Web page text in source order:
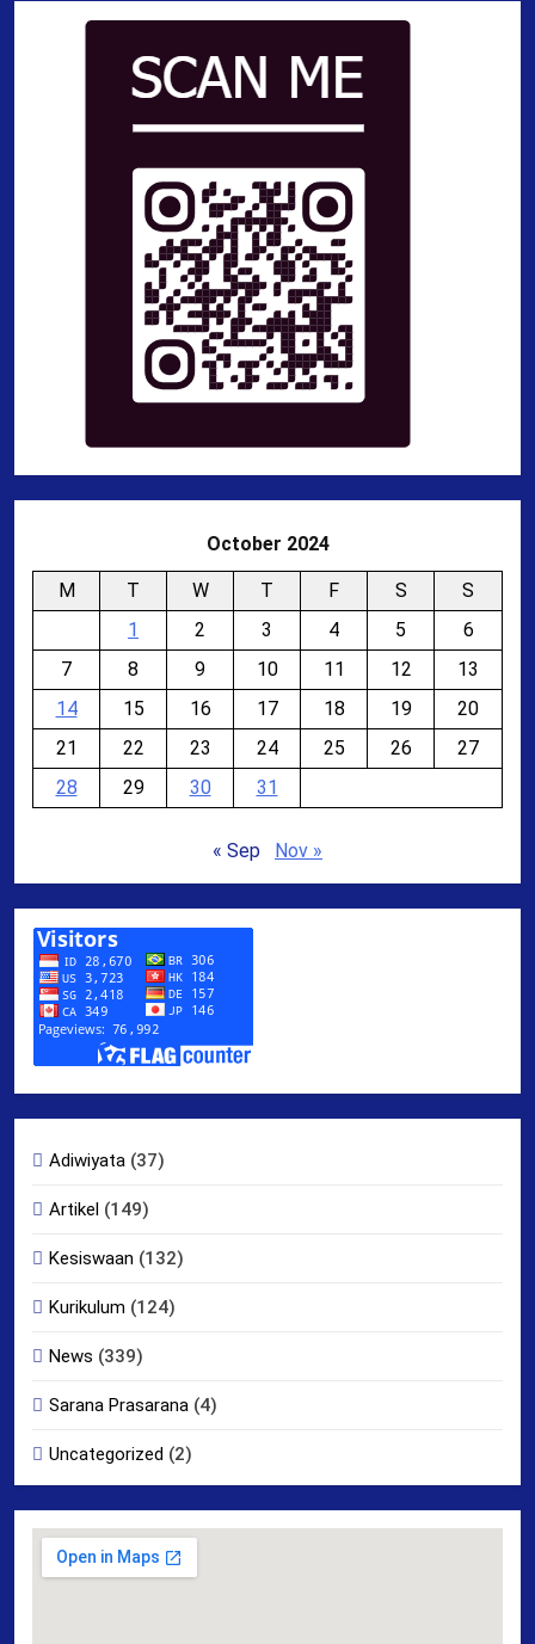
October 2024
M T W T F S
S
1
2 3 4 5
6
7
8 9 10 11 12
13
14
15 16 17 18 19
20
21
22 23 24 25 26
27
28
29 30 31
« Sep Nov »
Adiwiyata (37)
Artikel (149)
Kesiswaan (132)
Kurikulum (124)
News (339)
Sarana Prasarana (4)
Uncategorized (2)